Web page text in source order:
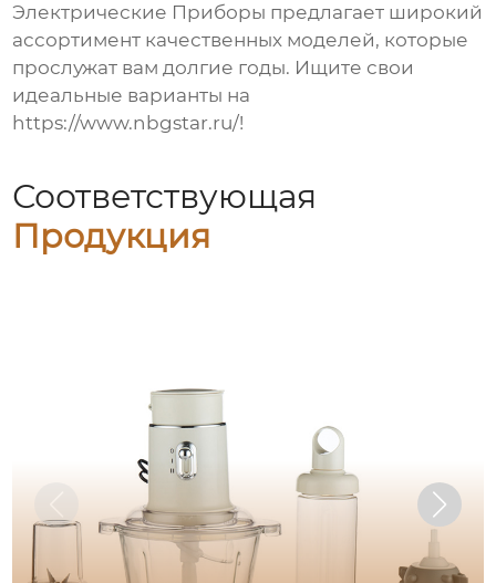
Электрические Приборы предлагает широкий
ассортимент качественных моделей, которые
прослужат вам долгие годы. Ищите свои
идеальные варианты на
https://www.nbgstar.ru/!
Соответствующая
Продукция